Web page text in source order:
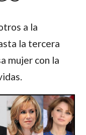
a la
la tercera
mujer con la